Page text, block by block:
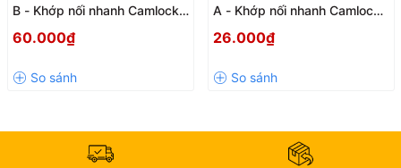
B - Khớp nối nhanh Camlock
60.000₫
A - Khớp nối nhanh Camlock
26.000₫